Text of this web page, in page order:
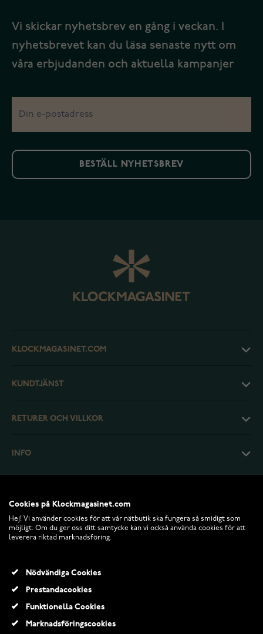
Vi skickar nyhetsbrev en gång i veckan. I
nyhetsbrevet kan du läsa senaste nytt om
våra erbjudanden och aktuella kampanjer
BESTÄLL NYHETSBREV
KLOCKMAGASINET.COM
KUNDTJÄNST
RETURER OCH VILLKOR
INFO
Cookies på Klockmagasinet.com
Hej! Vi använder cookies för att vår nätbutik ska fungera så smidigt som
möjligt. Om du ger oss ditt samtycke kan vi också använda cookies för att
leverera riktad marknadsföring.
Nödvändiga Cookies
Prestandacookies
Funktionella Cookies
Marknadsföringscookies